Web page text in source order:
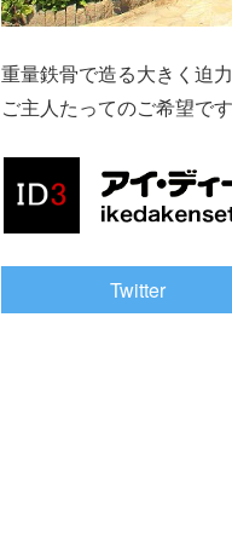
重量鉄骨で造る大きく迫
ご主人たってのご希望です
Twitter